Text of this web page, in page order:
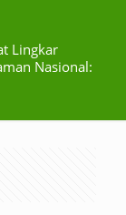
Lingkar
Nasional: